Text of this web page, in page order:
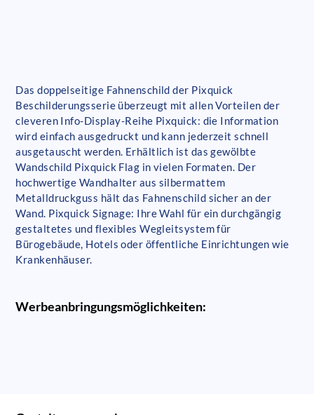
Das doppelseitige Fahnenschild der Pixquick
Beschilderungsserie überzeugt mit allen Vorteilen der
cleveren Info-Display-Reihe Pixquick: die Information
wird einfach ausgedruckt und kann jederzeit schnell
ausgetauscht werden. Erhältlich ist das gewölbte
Wandschild Pixquick Flag in vielen Formaten. Der
hochwertige Wandhalter aus silbermattem
Metalldruckguss hält das Fahnenschild sicher an der
Wand. Pixquick Signage: Ihre Wahl für ein durchgängig
gestaltetes und flexibles Wegleitsystem für
Bürogebäude, Hotels oder öffentliche Einrichtungen wie
Krankenhäuser.
Werbeanbringungsmöglichkeiten: